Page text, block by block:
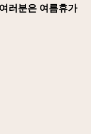
러분은 여름휴가